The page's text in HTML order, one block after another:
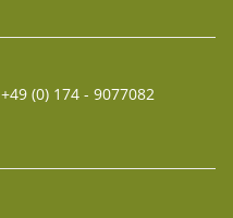
+49 (0) 174 - 9077082